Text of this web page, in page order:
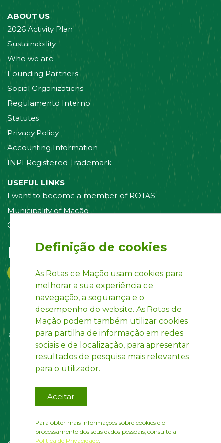
ABOUT US
2026 Activity Plan
Sustainability
Who we are
Founding Partners
Social Organizations
Regulamento Interno
Statutes
Privacy Policy
Accounting Information
INPI Registered Trademark
USEFUL LINKS
I want to become a member of ROTAS
Municipality of Mação
Contact us
Follow us on:
Definição de cookies
As Rotas de Mação usam cookies para
melhorar a sua experiência de
navegação, a segurança e o
desempenho do website. As Rotas de
Mação podem também utilizar cookies
para partilha de informação em redes
sociais e de localização, para apresentar
resultados de pesquisa mais relevantes
para o utilizador.
Aceitar
Para obter mais informações sobre cookies e o
processamento dos seus dados pessoais, consulte a
Política de Privacidade.